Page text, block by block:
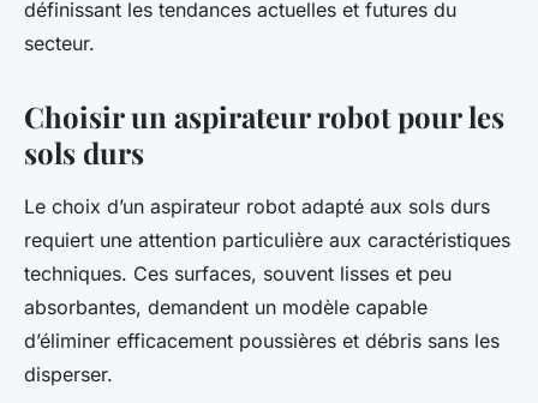
définissant les tendances actuelles et futures du
secteur.
Choisir un aspirateur robot pour les
sols durs
Le choix d’un aspirateur robot adapté aux sols durs
requiert une attention particulière aux caractéristiques
techniques. Ces surfaces, souvent lisses et peu
absorbantes, demandent un modèle capable
d’éliminer efficacement poussières et débris sans les
disperser.